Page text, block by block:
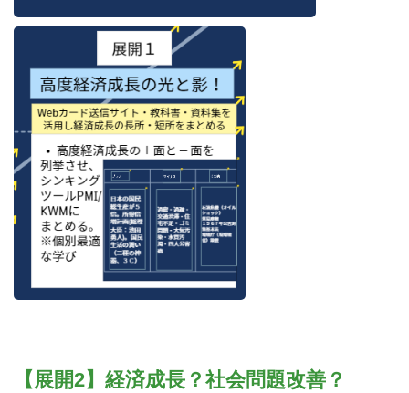
【展開2】経済成長？社会問題改善？